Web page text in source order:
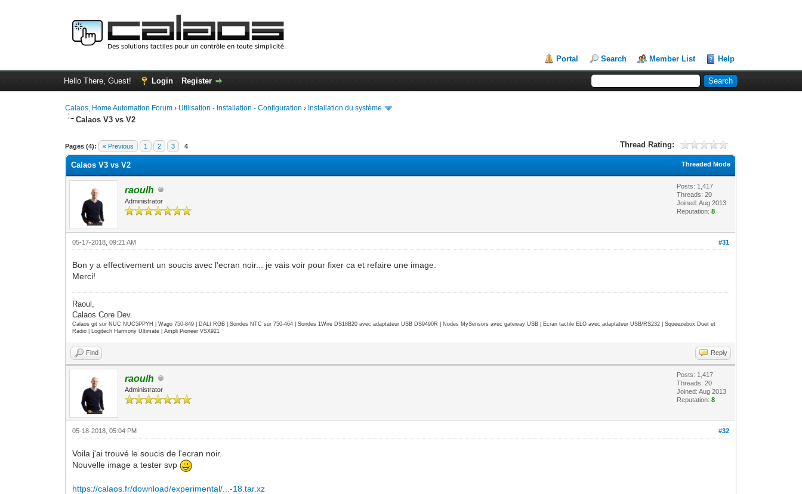
Portal Search Member List Help
Hello There, Guest! Login Register
Calaos, Home Automation Forum › Utilisation - Installation - Configuration › Installation du système
Calaos V3 vs V2
Pages (4): « Previous 1 2 3 4 Thread Rating:
0 Vote(s) - 0 Average
1
2
3
4
5
Threaded Mode
Calaos V3 vs V2
raoulh
Administrator
Posts: 1,417
Threads: 20
Joined: Aug 2013
Reputation:8
#31
05-17-2018, 09:21 AM
Bon y a effectivement un soucis avec l'ecran noir... je vais voir pour fixer ca et refaire une image.
Merci!
Raoul,
Calaos Core Dev.
Calaos git sur NUC NUC5PPYH | Wago 750-849 | DALI RGB | Sondes NTC sur 750-464 | Sondes 1Wire DS18B20 avec adaptateur USB DS9490R | Nodes MySensors avec gateway USB | Ecran tactile ELO avec adaptateur USB/RS232 | Squeezebox Duet et
Radio | Logitech Harmony Ultimate | Ampli Pioneer VSX921
Find Reply
raoulh
Administrator
Posts: 1,417
Threads: 20
Joined: Aug 2013
Reputation:8
#32
05-18-2018, 05:04 PM
Voila j'ai trouvé le soucis de l'ecran noir.
Nouvelle image a tester svp
https://calaos.fr/download/experimental/...-18.tar.xz